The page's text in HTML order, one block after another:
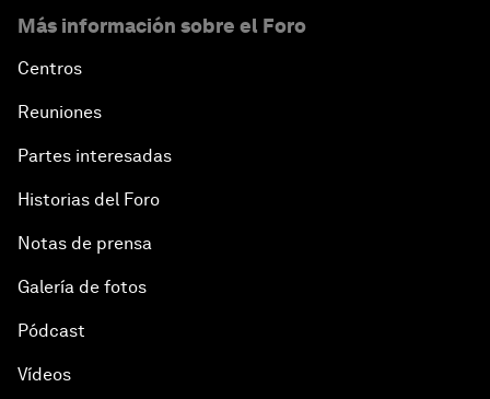
Más información sobre el Foro
Centros
Reuniones
Partes interesadas
Historias del Foro
Notas de prensa
Galería de fotos
Pódcast
Vídeos